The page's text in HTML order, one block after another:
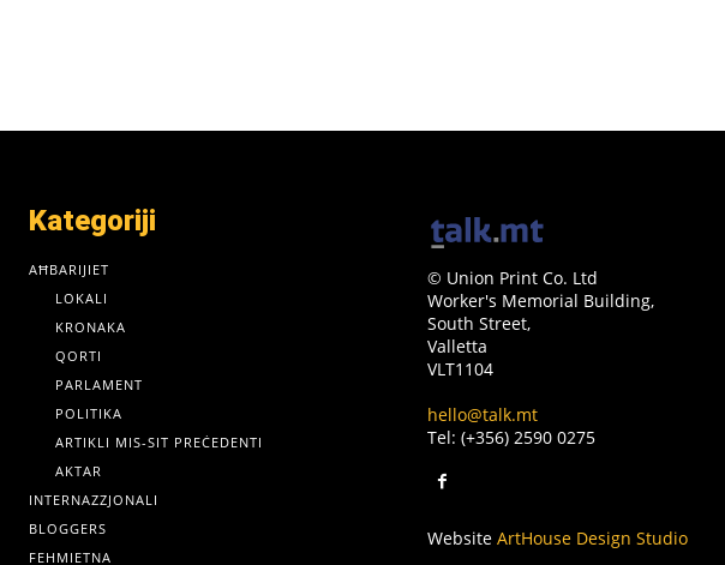
Kategoriji
AĦBARIJIET
LOKALI
KRONAKA
QORTI
PARLAMENT
POLITIKA
ARTIKLI MIS-SIT PREĊEDENTI
AKTAR
INTERNAZZJONALI
BLOGGERS
FEHMIETNA
© Union Print Co. Ltd
Worker's Memorial Building,
South Street,
Valletta
VLT1104
hello@talk.mt
Tel: (+356) 2590 0275
Website ArtHouse Design Studio